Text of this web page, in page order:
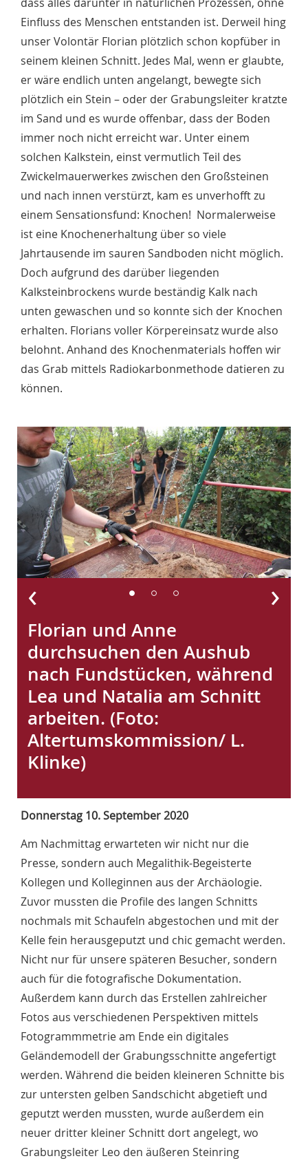
Einfluss des Menschen entstanden ist. Derweil hing
unser Volontär Florian plötzlich schon kopfüber in
seinem kleinen Schnitt. Jedes Mal, wenn er glaubte,
er wäre endlich unten angelangt, bewegte sich
plötzlich ein Stein – oder der Grabungsleiter kratzte
im Sand und es wurde offenbar, dass der Boden
immer noch nicht erreicht war. Unter einem
solchen Kalkstein, einst vermutlich Teil des
Zwickelmauerwerkes zwischen den Großsteinen
und nach innen verstürzt, kam es unverhofft zu
einem Sensationsfund: Knochen! Normalerweise
ist eine Knochenerhaltung über so viele
Jahrtausende im sauren Sandboden nicht möglich.
Doch aufgrund des darüber liegenden
Kalksteinbrockens wurde beständig Kalk nach
unten gewaschen und so konnte sich der Knochen
erhalten. Florians voller Körpereinsatz wurde also
belohnt. Anhand des Knochenmaterials hoffen wir
das Grab mittels Radiokarbonmethode datieren zu
können.
Florian und Anne
durchsuchen den Aushub
nach Fundstücken, während
Lea und Natalia am Schnitt
arbeiten. (Foto:
Altertumskommission/ L.
Klinke)
‹ ›
Donnerstag 10. September 2020
Am Nachmittag erwarteten wir nicht nur die
Presse, sondern auch Megalithik-Begeisterte
Kollegen und Kolleginnen aus der Archäologie.
Zuvor mussten die Profile des langen Schnitts
nochmals mit Schaufeln abgestochen und mit der
Kelle fein herausgeputzt und chic gemacht werden.
Nicht nur für unsere späteren Besucher, sondern
auch für die fotografische Dokumentation.
Außerdem kann durch das Erstellen zahlreicher
Fotos aus verschiedenen Perspektiven mittels
Fotogrammmetrie am Ende ein digitales
Geländemodell der Grabungsschnitte angefertigt
werden. Während die beiden kleineren Schnitte bis
zur untersten gelben Sandschicht abgetieft und
geputzt werden mussten, wurde außerdem ein
neuer dritter kleiner Schnitt dort angelegt, wo
Grabungsleiter Leo den äußeren Steinring